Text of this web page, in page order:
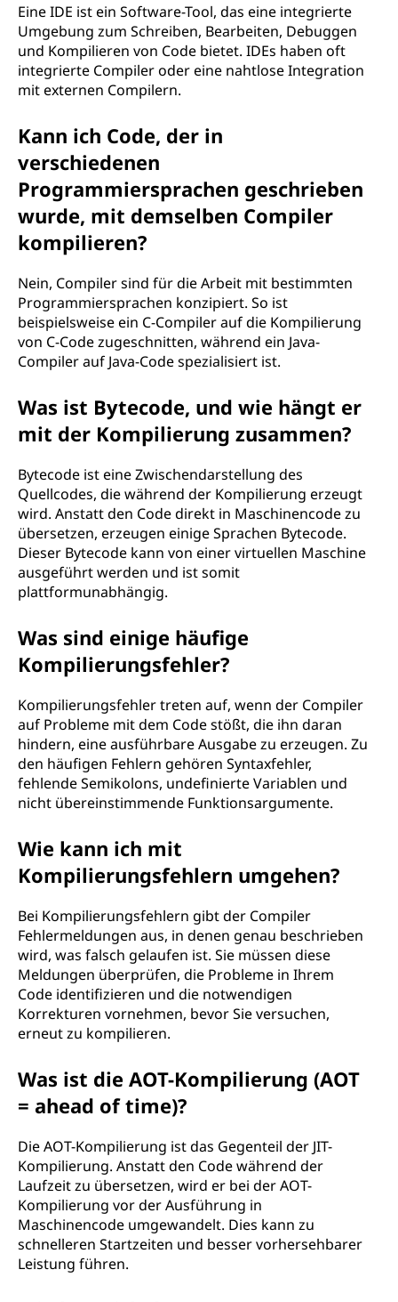
Eine IDE ist ein Software-Tool, das eine integrierte
Umgebung zum Schreiben, Bearbeiten, Debuggen
und Kompilieren von Code bietet. IDEs haben oft
integrierte Compiler oder eine nahtlose Integration
mit externen Compilern.
Kann ich Code, der in
verschiedenen
Programmiersprachen geschrieben
wurde, mit demselben Compiler
kompilieren?
Nein, Compiler sind für die Arbeit mit bestimmten
Programmiersprachen konzipiert. So ist
beispielsweise ein C-Compiler auf die Kompilierung
von C-Code zugeschnitten, während ein Java-
Compiler auf Java-Code spezialisiert ist.
Was ist Bytecode, und wie hängt er
mit der Kompilierung zusammen?
Bytecode ist eine Zwischendarstellung des
Quellcodes, die während der Kompilierung erzeugt
wird. Anstatt den Code direkt in Maschinencode zu
übersetzen, erzeugen einige Sprachen Bytecode.
Dieser Bytecode kann von einer virtuellen Maschine
ausgeführt werden und ist somit
plattformunabhängig.
Was sind einige häufige
Kompilierungsfehler?
Kompilierungsfehler treten auf, wenn der Compiler
auf Probleme mit dem Code stößt, die ihn daran
hindern, eine ausführbare Ausgabe zu erzeugen. Zu
den häufigen Fehlern gehören Syntaxfehler,
fehlende Semikolons, undefinierte Variablen und
nicht übereinstimmende Funktionsargumente.
Wie kann ich mit
Kompilierungsfehlern umgehen?
Bei Kompilierungsfehlern gibt der Compiler
Fehlermeldungen aus, in denen genau beschrieben
wird, was falsch gelaufen ist. Sie müssen diese
Meldungen überprüfen, die Probleme in Ihrem
Code identifizieren und die notwendigen
Korrekturen vornehmen, bevor Sie versuchen,
erneut zu kompilieren.
Was ist die AOT-Kompilierung (AOT
= ahead of time)?
Die AOT-Kompilierung ist das Gegenteil der JIT-
Kompilierung. Anstatt den Code während der
Laufzeit zu übersetzen, wird er bei der AOT-
Kompilierung vor der Ausführung in
Maschinencode umgewandelt. Dies kann zu
schnelleren Startzeiten und besser vorhersehbarer
Leistung führen.